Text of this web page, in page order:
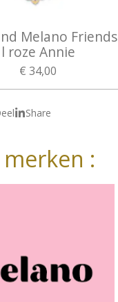
Melano Friends
l roze Annie
€ 34,00
Share
: